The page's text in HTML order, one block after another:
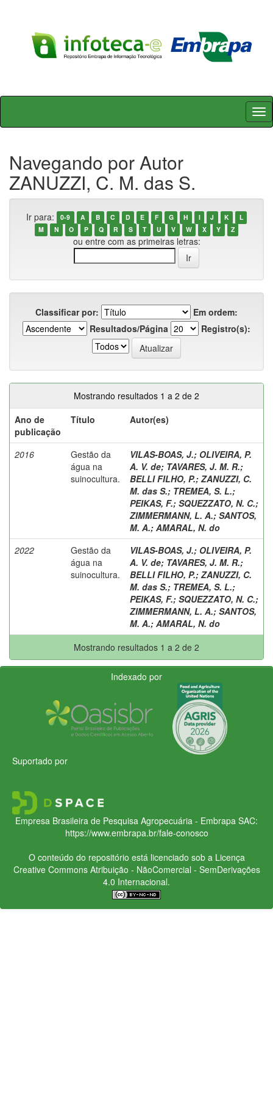
Skip
Navegando por Autor
ZANUZZI, C. M. das S.
Ir para: 0-9 A B C D E F G H I J K
L
M
N O P Q R S T U V W X Y Z
ou entre com as primeiras letras:
Classificar por:
Em ordem:
Resultados/Página
Registro(s):
Mostrando resultados 1 a 2 de 2
Ano de
publicação
Título Autor(es)
2016
Gestão da
água na
suinocultura.
VILAS-BOAS, J.; OLIVEIRA, P.
A. V. de; TAVARES, J. M. R.;
BELLI FILHO, P.; ZANUZZI, C.
M. das S.; TREMEA, S. L.;
PEIKAS, F.; SQUEZZATO, N. C.;
ZIMMERMANN, L. A.; SANTOS,
M. A.; AMARAL, N. do
2022
Gestão da
água na
suinocultura.
VILAS-BOAS, J.; OLIVEIRA, P.
A. V. de; TAVARES, J. M. R.;
BELLI FILHO, P.; ZANUZZI, C.
M. das S.; TREMEA, S. L.;
PEIKAS, F.; SQUEZZATO, N. C.;
ZIMMERMANN, L. A.; SANTOS,
M. A.; AMARAL, N. do
Mostrando resultados 1 a 2 de 2
Indexado por
Suportado por
Empresa Brasileira de Pesquisa Agropecuária - Embrapa SAC:
https://www.embrapa.br/fale-conosco
O conteúdo do repositório está licenciado sob a Licença
Creative CommonsAtribuição - NãoComercial - SemDerivações
4.0 Internacional.